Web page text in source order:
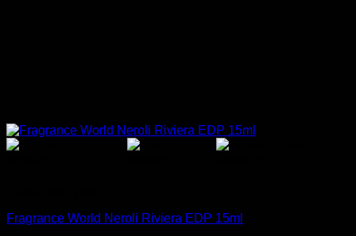
Fragrance World Neroli Riviera EDP 15ml